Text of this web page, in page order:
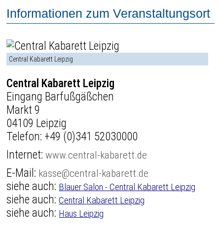
Informationen zum Veranstaltungsort
Central Kabarett Leipzig
Central Kabarett Leipzig
Eingang Barfußgäßchen
Markt 9
04109 Leipzig
Telefon: +49 (0)341 52030000
Internet:www.central-kabarett.de
E-Mail: kasse@central-kabarett.de
siehe auch: Blauer Salon - Central Kabarett Leipzig
siehe auch:Central Kabarett Leipzig
siehe auch: Haus Leipzig